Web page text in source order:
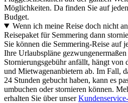
Möglichkeiten. Da finden Sie auf
Budget.
Wenn ich meine Reise doch nicht
Reisepaket für Semmering dann
Sie können die Semmering-Reise auf
Ihre Urlaubspläne
Stornierungsgebühr anfällt, hängt
und Mietwagenanbietern ab. Im Fall,
24 Stunden gebucht haben, kann es
umbuchen oder stornieren können.
erhalten Sie über unser